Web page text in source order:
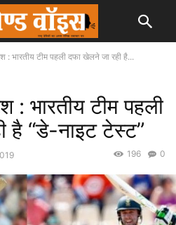
: भारतीय टीम पहली दफा खेलने जा रही है...
: भारतीय टीम पहली
है “डे-नाइट टेस्ट”
0
196